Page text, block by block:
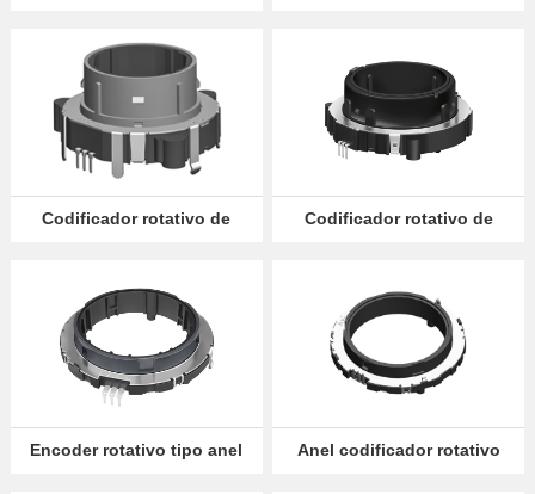
Codificador rotativo de
Codificador rotativo de
Encoder rotativo tipo anel
Anel codificador rotativo